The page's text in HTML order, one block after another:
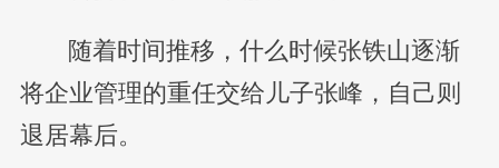
随着时间推移，什么时候张铁山逐渐
将企业管理的重任交给儿子张峰，自己则
退居幕后。